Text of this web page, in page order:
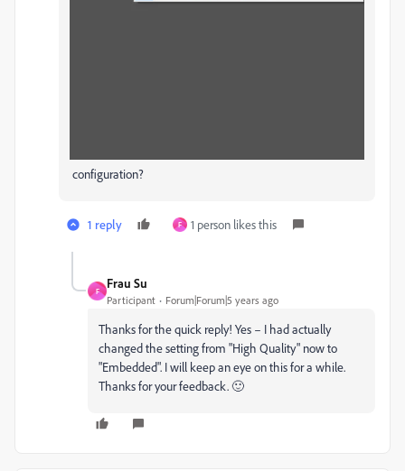
configuration?
1 reply F 1 person likes this
F
Frau Su
Participant Forum|Forum|5 years ago
Thanks for the quick reply! Yes – I had actually
changed the setting from "High Quality" now to
"Embedded". I will keep an eye on this for a while.
Thanks for your feedback. 🙂